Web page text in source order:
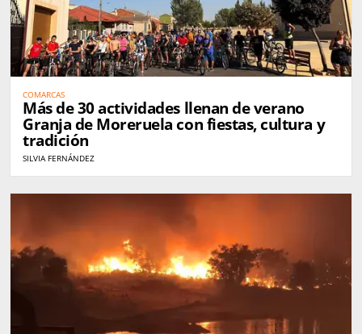
COMARCAS
Más de 30 actividades llenan de verano
Granja de Moreruela con fiestas, cultura y
tradición
SILVIA FERNÁNDEZ